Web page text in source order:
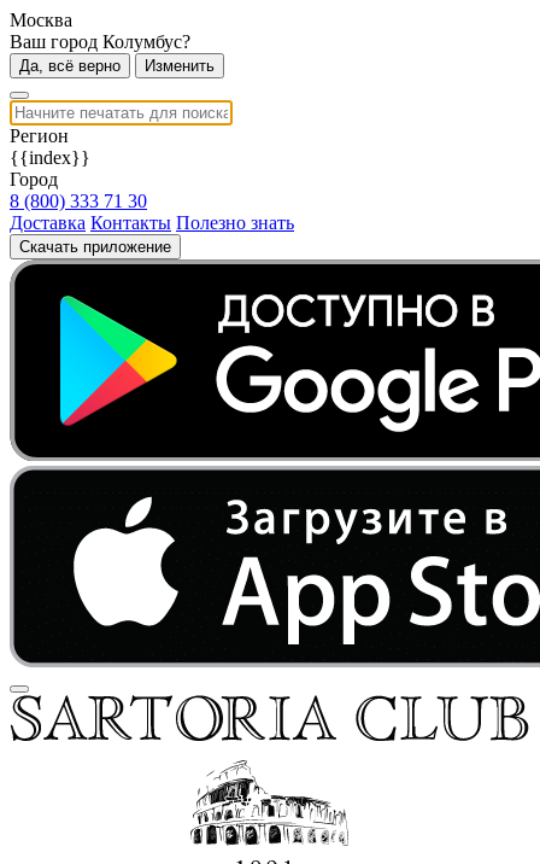
Москва
Ваш город Колумбус?
Да, всё верно Изменить
Регион
{{index}}
Город
8 (800) 333 71 30
Доставка Контакты Полезно знать
Скачать приложение